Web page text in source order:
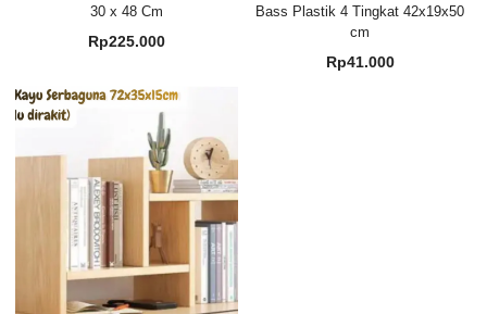
30 x 48 Cm
Rp225.000
Bass Plastik 4 Tingkat 42x19x50
cm
Rp41.000